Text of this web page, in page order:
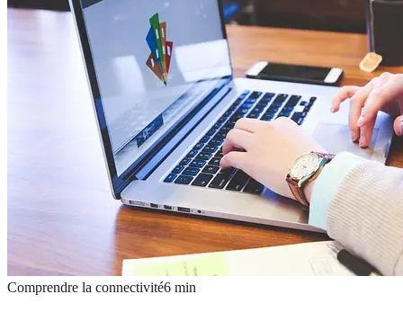
Comprendre la connectivité6 min